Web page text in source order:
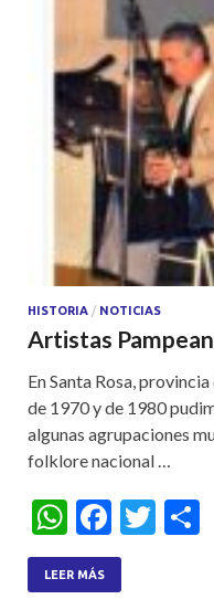
HISTORIA / NOTICIAS
Artistas
En Santa Rosa,
de 1970 y de 1980
algunas agrupaciones
folklore nacional …
W
h
at
F
ac
e
T
LEER MÁS